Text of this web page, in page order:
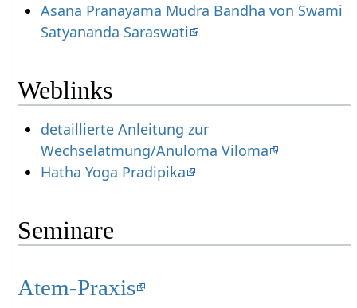
Asana Pranayama Mudra Bandha von Swami
Satyananda Saraswati
Weblinks
detaillierte Anleitung zur
Wechselatmung/Anuloma Viloma
Hatha Yoga Pradipika
Seminare
Atem-Praxis